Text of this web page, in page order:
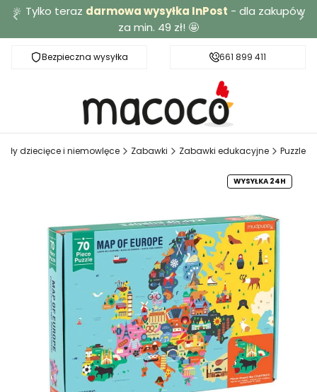
🔆 Tylko teraz darmowa wysyłka InPost - dla zakupów
za min. 49 zł! 🤩
Bezpieczna wysyłka Darmowa dostawa od 49 zł
661 899 411
dziecięce i niemowlęce Zabawki Zabawki edukacyjne Puzzle
WYSYŁKA 24H